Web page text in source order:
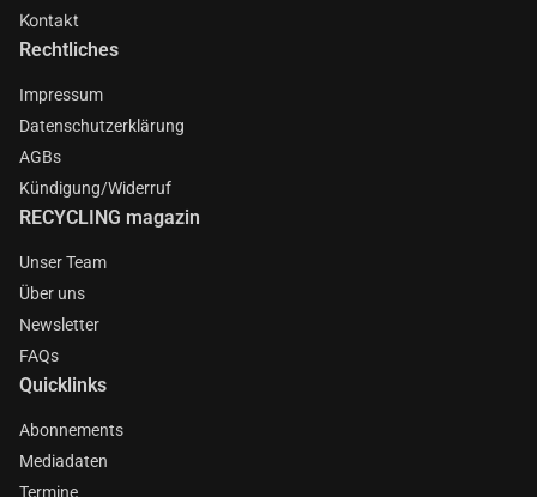
Kontakt
Rechtliches
Impressum
Datenschutzerklärung
AGBs
Kündigung/Widerruf
RECYCLING magazin
Unser Team
Über uns
Newsletter
FAQs
Quicklinks
Abonnements
Mediadaten
Termine